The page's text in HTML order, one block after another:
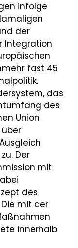
infolge
der
Integration
fast 45
das
des
Union
Der
mit
des
mit der
innerhalb